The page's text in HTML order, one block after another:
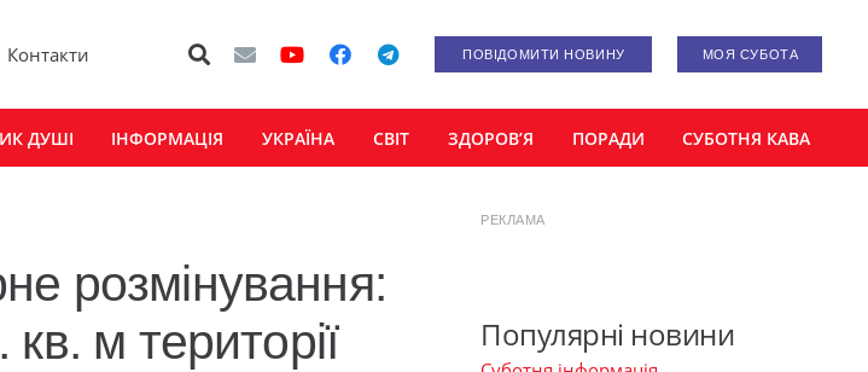
Контакти ПОВІДОМИТИ НОВИНУ МОЯ СУБОТА
ДУШІ ІНФОРМАЦІЯ УКРАЇНА СВІТ ЗДОРОВ’Я ПОРАДИ СУБОТНЯ КАВА
розмінування:
м території
РЕКЛАМА
Популярні новини